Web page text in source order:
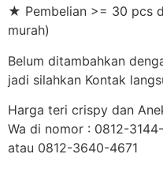
★ Pembelian >= 30 pcs
murah)
Belum ditambahkan
jadi silahkan Kontak
Harga teri crispy dan
Wa di nomor : 0812-
atau 0812-3640-4671